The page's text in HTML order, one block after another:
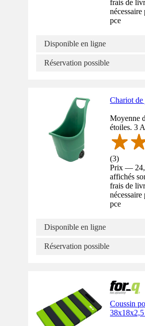
frais de
nécessaire
pce
Disponible en ligne
Réservation possible
Chariot
Moyenne
étoiles. 3
(3)
Prix —
affichés
frais de
nécessaire
pce
Disponible en ligne
Réservation possible
Coussin